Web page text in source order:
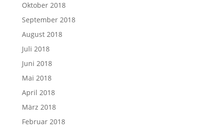
Oktober 2018
September 2018
August 2018
Juli 2018
Juni 2018
Mai 2018
April 2018
März 2018
Februar 2018